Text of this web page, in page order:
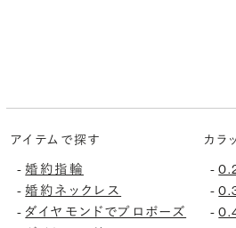
アイテムで探す
-婚約指輪
-婚約ネックレス
-ダイヤモンドでプロポーズ
カラ
-
-
-